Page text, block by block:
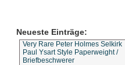
Neueste Einträge:
Very Rare Peter Holmes Selkirk
Paul Ysart Style Paperweight /
Briefbeschwerer